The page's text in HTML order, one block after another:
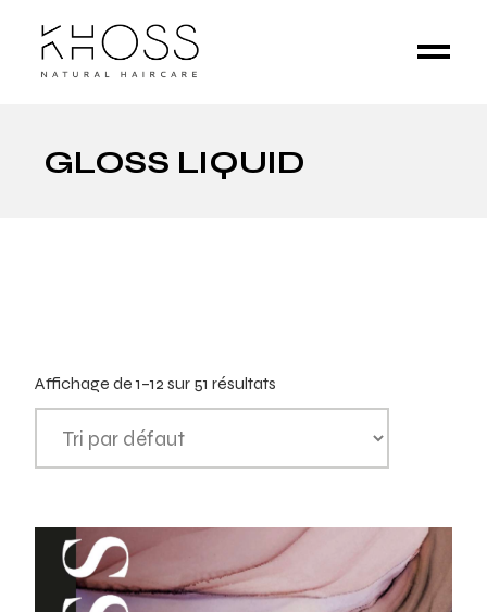
GLOSS LIQUID
Affichage de 1–12 sur 51 résultats